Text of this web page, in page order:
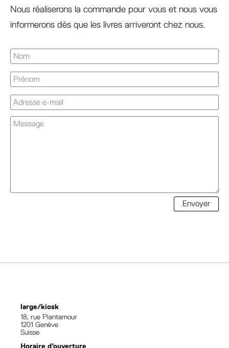
Nous réaliserons la commande pour vous et nous vous
informerons dès que les livres arriveront chez nous.
Envoyer
large/kiosk
18, rue Plantamour
1201 Genève
Suisse
Horaire d’ouverture